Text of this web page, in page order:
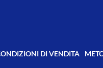
DI VENDITA